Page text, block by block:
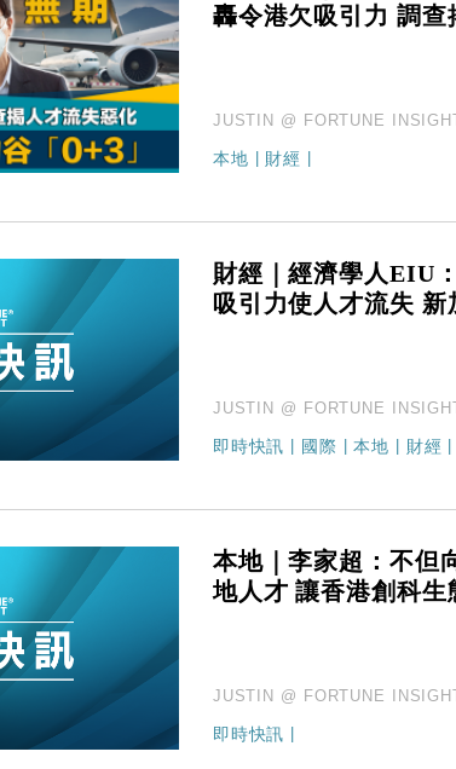
轟令港欠吸引力 調查
JUSTIN @ FORTUNE
本地 | 財經 |
財經｜經濟學人EIU
吸引力使人才流失
JUSTIN @ FORTUNE
即時快訊 國際 |本地 財經
本地｜李家超：不但
地人才 讓香港創科生
JUSTIN @ FORTUNE
即時快訊